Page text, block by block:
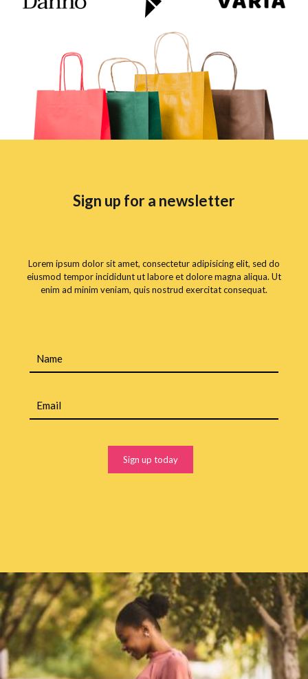
Sign up for a newsletter
Lorem ipsum dolor sit amet, consectetur adipisicing elit, sed do
eiusmod tempor incididunt ut labore et dolore magna aliqua. Ut
enim ad minim veniam, quis nostrud exercitat consequat.